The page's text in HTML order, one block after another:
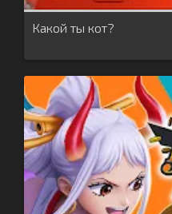
Какой ты кот?